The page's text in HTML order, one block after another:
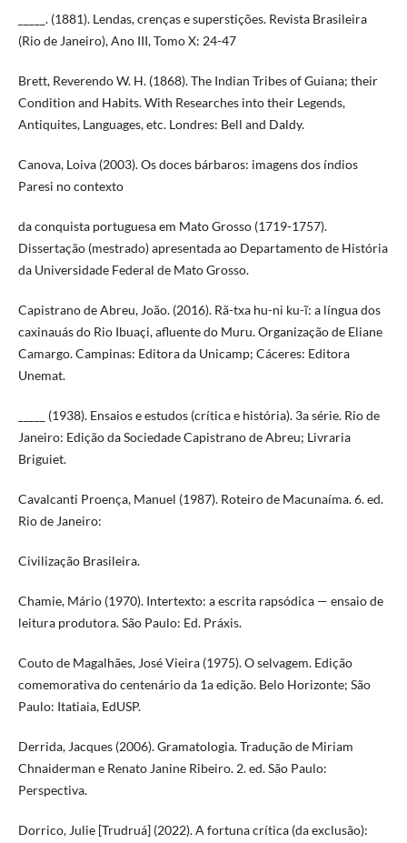
_____. (1881). Lendas, crenças e superstições. Revista Brasileira
(Rio de Janeiro), Ano III, Tomo X: 24-47
Brett, Reverendo W. H. (1868). The Indian Tribes of Guiana; their
Condition and Habits. With Researches into their Legends,
Antiquites, Languages, etc. Londres: Bell and Daldy.
Canova, Loiva (2003). Os doces bárbaros: imagens dos índios
Paresi no contexto
da conquista portuguesa em Mato Grosso (1719-1757).
Dissertação (mestrado) apresentada ao Departamento de História
da Universidade Federal de Mato Grosso.
Capistrano de Abreu, João. (2016). Rã-txa hu-ni ku-ĩ: a língua dos
caxinauás do Rio Ibuaçi, afluente do Muru. Organização de Eliane
Camargo. Campinas: Editora da Unicamp; Cáceres: Editora
Unemat.
_____ (1938). Ensaios e estudos (crítica e história). 3a série. Rio de
Janeiro: Edição da Sociedade Capistrano de Abreu; Livraria
Briguiet.
Cavalcanti Proença, Manuel (1987). Roteiro de Macunaíma. 6. ed.
Rio de Janeiro:
Civilização Brasileira.
Chamie, Mário (1970). Intertexto: a escrita rapsódica — ensaio de
leitura produtora. São Paulo: Ed. Práxis.
Couto de Magalhães, José Vieira (1975). O selvagem. Edição
comemorativa do centenário da 1a edição. Belo Horizonte; São
Paulo: Itatiaia, EdUSP.
Derrida, Jacques (2006). Gramatologia. Tradução de Miriam
Chnaiderman e Renato Janine Ribeiro. 2. ed. São Paulo:
Perspectiva.
Dorrico, Julie [Trudruá] (2022). A fortuna crítica (da exclusão):